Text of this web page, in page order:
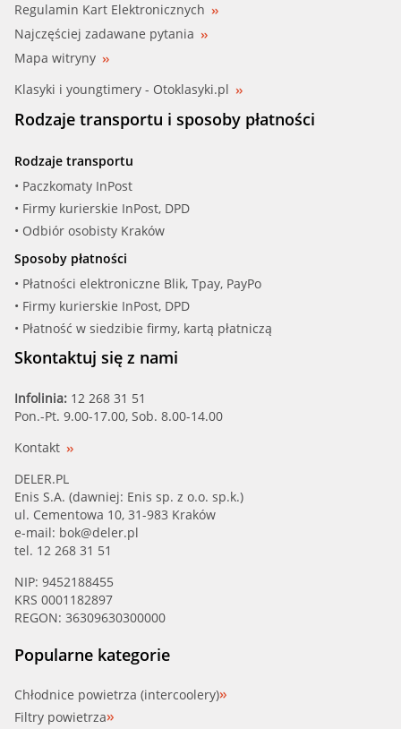
Regulamin Kart Elektronicznych
Najczęściej zadawane pytania
Mapa witryny
Klasyki i youngtimery - Otoklasyki.pl
Rodzaje transportu i sposoby płatności
Rodzaje transportu
• Paczkomaty InPost
• Firmy kurierskie InPost, DPD
• Odbiór osobisty Kraków
Sposoby płatności
• Płatności elektroniczne Blik, Tpay, PayPo
• Firmy kurierskie InPost, DPD
• Płatność w siedzibie firmy, kartą płatniczą
Skontaktuj się z nami
Infolinia: 12 268 31 51
Pon.-Pt. 9.00-17.00, Sob. 8.00-14.00
Kontakt
DELER.PL
Enis S.A. (dawniej: Enis sp. z o.o. sp.k.)
ul. Cementowa 10, 31-983 Kraków
e-mail: bok@deler.pl
tel. 12 268 31 51
NIP: 9452188455
KRS 0001182897
REGON: 36309630300000
Popularne kategorie
Chłodnice powietrza (intercoolery)
Filtry powietrza